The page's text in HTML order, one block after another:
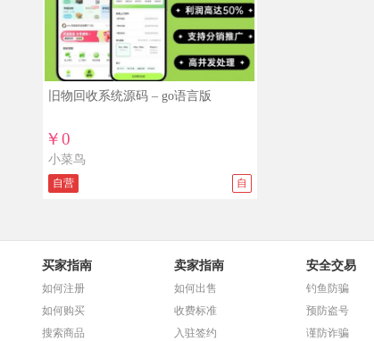
旧物回收系统源码 – go语言版
￥0
小菜鸟
自营 自
买家指南
如何注册
如何购买
搜索商品
卖家指南
如何出售
收费标准
入驻签约
安全交易
钓鱼防骗
预防盗号
谨防诈骗